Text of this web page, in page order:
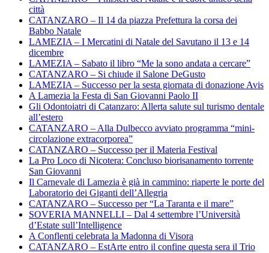
città
CATANZARO – Il 14 da piazza Prefettura la corsa dei
Babbo Natale
LAMEZIA – I Mercatini di Natale del Savutano il 13 e 14
dicembre
LAMEZIA – Sabato il libro “Me la sono andata a cercare”
CATANZARO – Si chiude il Salone DeGusto
LAMEZIA – Successo per la sesta giornata di donazione Avis
A Lamezia la Festa di San Giovanni Paolo II
Gli Odontoiatri di Catanzaro: Allerta salute sul turismo dentale
all’estero
CATANZARO – Alla Dulbecco avviato programma “mini-
circolazione extracorporea”
CATANZARO – Successo per il Materia Festival
La Pro Loco di Nicotera: Concluso biorisanamento torrente
San Giovanni
Il Carnevale di Lamezia è già in cammino: riaperte le porte del
Laboratorio dei Giganti dell’Allegria
CATANZARO – Successo per “La Taranta e il mare”
SOVERIA MANNELLI – Dal 4 settembre l’Università
d’Estate sull’Intelligence
A Conflenti celebrata la Madonna di Visora
CATANZARO – EstArte entro il confine questa sera il Trio